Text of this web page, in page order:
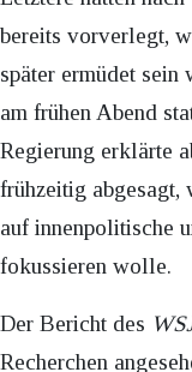
bereits vorverlegt,
später ermüdet
am frühen Abend
Regierung erklärte
frühzeitig
auf innenpolitische
fokussieren wolle.
Der Bericht des
Recherchen